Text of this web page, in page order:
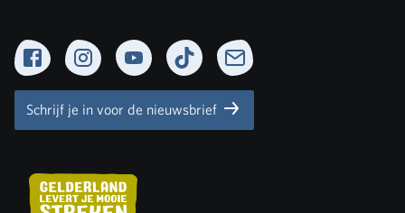
FacebookInstagramYouTubeTikTok Newsletter
Schrijf je in voor de nieuwsbrief